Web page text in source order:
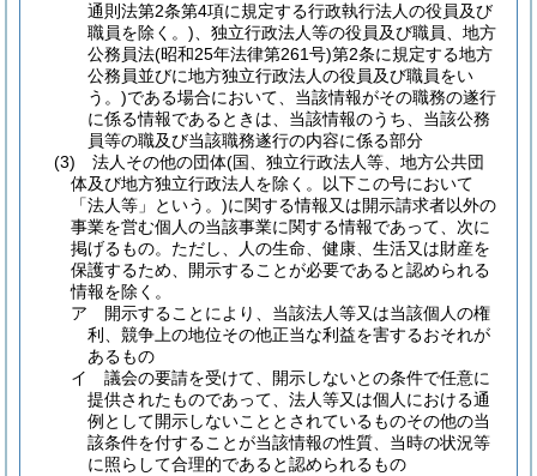
通則法第2条第4項に規定する行政執行法人の役員及び
職員を除く。) 、独立行政法人等の役員及び職員、地方
公務員法(昭和25年法律第261号)第2条に規定する地方
公務員並びに地方独立行政法人の役員及び職員をい
う。)である場合において、当該情報がその職務の遂行
に係る情報であるときは、当該情報のうち、当該公務
員等の職及び当該職務遂行の内容に係る部分
(3)
法人その他の団体(国、独立行政法人等、地方公共団
体及び地方独立行政法人を除く。以下この号において
「法人等」という。)に関する情報又は開示請求者以外の
事業を営む個人の当該事業に関する情報であって、次に
掲げるもの。 ただし、人の生命、健康、生活又は財産を
保護するため、開示することが必要であると認められる
情報を除く。
ア
開示することにより、当該法人等又は当該個人の権
利、競争上の地位その他正当な利益を害するおそれが
あるもの
イ
議会の要請を受けて、開示しないとの条件で任意に
提供されたものであって、法人等又は個人における通
例として開示しないこととされているものその他の当
該条件を付することが当該情報の性質、当時の状況等
に照らして合理的であると認められるもの